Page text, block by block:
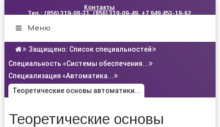
Контакты
Тел.: (856) 319-08-31, (856) 319-09-49, +7 949 453-19-62
Меню
Защищено: Список специальностей
Специальность «Системы обеспечения...
Специализация «Автоматика...
Теоретические основы автоматики...
Теоретические основы